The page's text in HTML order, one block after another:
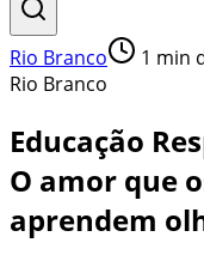
Rio Branco 1 min
Rio Branco
Educação
O amor que
aprendem